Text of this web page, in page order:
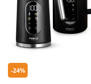
-24%